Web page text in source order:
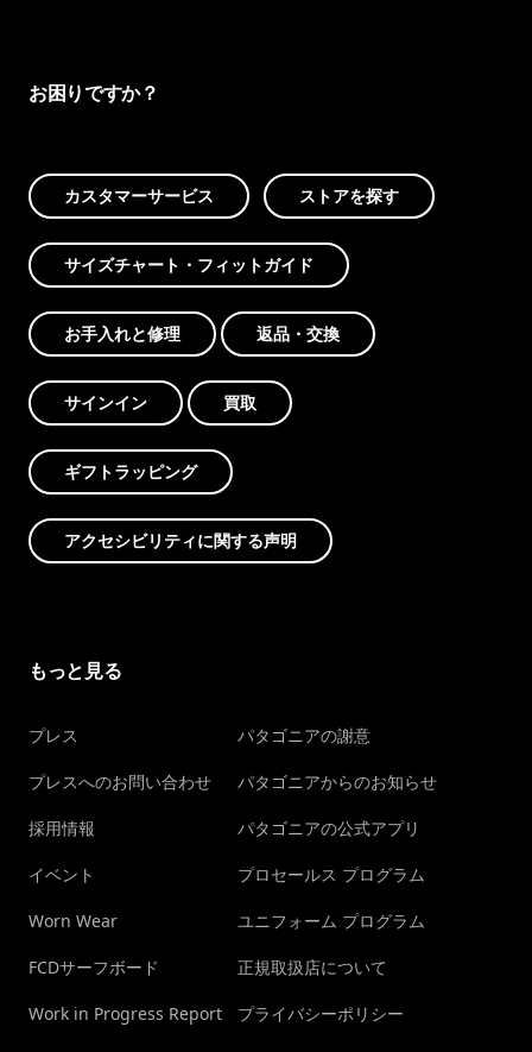
お困りですか？
カスタマーサービス ストアを探す
サイズチャート・フィットガイド
お手入れと修理 返品・交換
サインイン 買取
ギフトラッピング
アクセシビリティに関する声明
もっと見る
プレス
プレスへのお問い合わせ
採用情報
イベント
Worn Wear
FCDサーフボード
Work in Progress Report
パタゴニアの謝意
パタゴニアからのお知らせ
パタゴニアの公式アプリ
プロセールス プログラム
ユニフォーム プログラム
正規取扱店について
プライバシーポリシー